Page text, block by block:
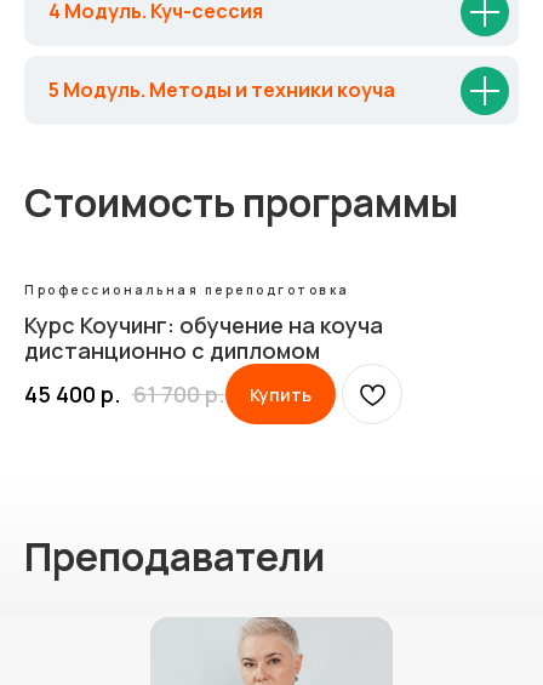
4 Модуль. Куч-сессия
5 Модуль. Методы и техники коуча
Стоимость программы
Профессиональная переподготовка
Курс Коучинг: обучение на коуча
дистанционно с дипломом
45 400 р. 61 700р. Купить
Преподаватели